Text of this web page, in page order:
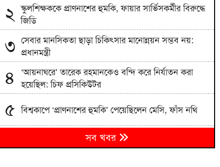
২
স্কুলশিক্ষককে প্রাণনাশের হুমকি, ফায়ার সার্ভিসকর্মীর বিরুদ্ধে
জিডি
৩ সেবার মানসিকতা ছাড়া চিকিৎসার মানোন্নয়ন সম্ভব নয়:
প্রধানমন্ত্রী
৪
‘আয়নাঘরে’ তারেক রহমানকেও বন্দি করে নির্যাতন করা
হয়েছিল: চিফ প্রসিকিউটর
৫ বিশ্বকাপে ‘প্রাণনাশের হুমকি’ পেয়েছিলেন মেসি, ফাঁস নথি
‘আয়নাঘর’ দেখতে ডিজিএফআই কার্যালয়ে ট্রাইব্যুনালের
বিচারকেরা
সব খবর